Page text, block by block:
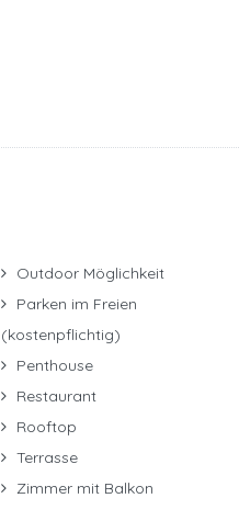
Outdoor Möglichkeit
Parken im Freien
(kostenpflichtig)
Penthouse
Restaurant
Rooftop
Terrasse
Zimmer mit Balkon